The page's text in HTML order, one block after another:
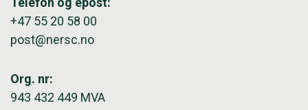
+47 55 20 58 00
post@nersc.no
Org. nr:
943 432 449 MVA